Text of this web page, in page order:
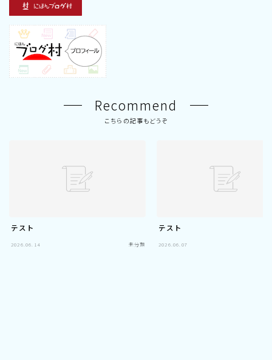
Recommend
こちらの記事もどうぞ
テスト
2026.06.14 未分類
テスト
2026.06.07